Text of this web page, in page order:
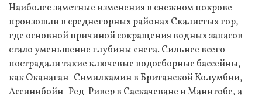
Наиболее заметные изменения в снежном покрове
произошли в среднегорных районах Скалистых гор,
где основной причиной сокращения водных запасов
стало уменьшение глубины снега. Сильнее всего
пострадали такие ключевые водосборные бассейны,
как Оканаган–Симилкамин в Британской Колумбии,
Ассинибойн–Ред-Ривер в Саскачеване и Манитобе, а